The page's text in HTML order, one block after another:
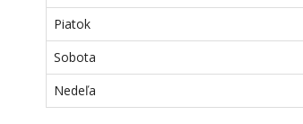
Piatok
Sobota
Nedeľa